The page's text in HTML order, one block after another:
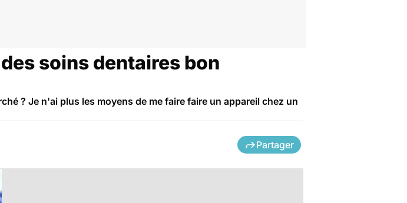
soins dentaires bon
? Je n'ai plus les moyens de me faire faire un appareil chez un
Partager